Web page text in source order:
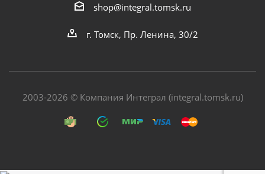
shop@integral.tomsk.ru
г. Томск, Пр. Ленина, 30/2
2003-2026 © Компания Интеграл (integral.tomsk.ru)